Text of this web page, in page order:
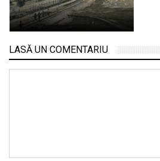
LASĂ UN COMENTARIU